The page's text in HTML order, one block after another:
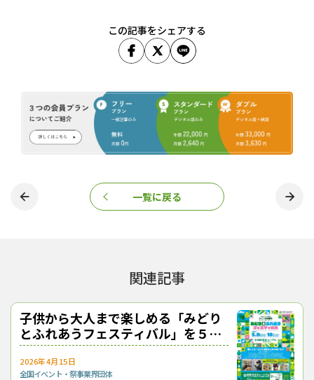
この記事をシェアする
一覧に戻る
関連記事
子供から大人まで楽しめる「みどり
とふれあうフェスティバル」を５月
９・10日に開催
2026年4月15日
全国イベント・祭事業界団体